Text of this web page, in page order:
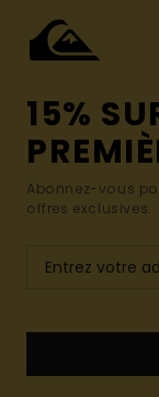
15%
Abonnez-vous
offres exclusives.